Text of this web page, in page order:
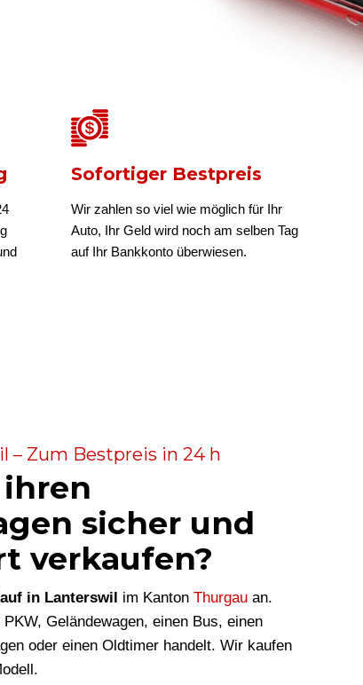
Sofortiger Bestpreis
Wir zahlen so viel wie möglich für Ihr
Auto, Ihr Geld wird noch am selben Tag
auf Ihr Bankkonto überwiesen.
– Zum Bestpreis in 24 h
sicher und
verkaufen?
in Lanterswil im Kanton Thurgau an.
Geländewagen, einen Bus, einen
oder einen Oldtimer handelt. Wir kaufen